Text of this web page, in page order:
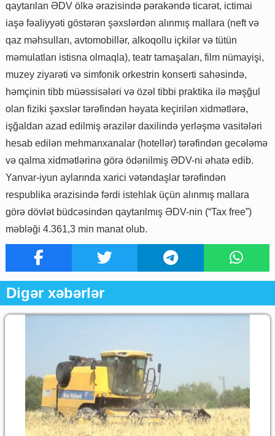
qaytarılan ƏDV ölkə ərazisində pərakəndə ticarət, ictimai
iaşə fəaliyyəti göstərən şəxslərdən alınmış mallara (neft və
qaz məhsulları, avtomobillər, alkoqollu içkilər və tütün
məmulatları istisna olmaqla), teatr tamaşaları, film nümayişi,
muzey ziyarəti və simfonik orkestrin konserti sahəsində,
həmçinin tibb müəssisələri və özəl tibbi praktika ilə məşğul
olan fiziki şəxslər tərəfindən həyata keçirilən xidmətlərə,
işğaldan azad edilmiş ərazilər daxilində yerləşmə vasitələri
hesab edilən mehmanxanalar (hotellər) tərəfindən gecələmə
və qalma xidmətlərinə görə ödənilmiş ƏDV-ni əhatə edib.
Yanvar-iyun aylarında xarici vətəndaşlar tərəfindən
respublika ərazisində fərdi istehlak üçün alınmış mallara
görə dövlət büdcəsindən qaytarılmış ƏDV-nin (“Tax free”)
məbləği 4.361,3 min manat olub.
Digər xəbərlər